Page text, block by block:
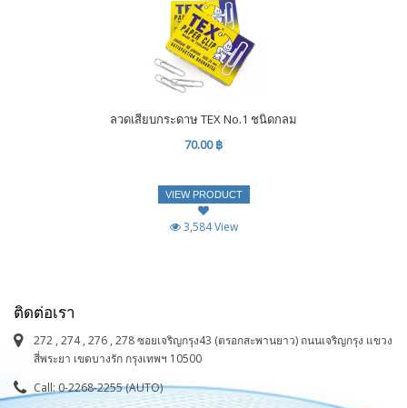
ลวดเสียบกระดาษ TEX No.1 ชนิดกลม
70.00 ฿
VIEW PRODUCT
3,584 View
ติดต่อเรา
272 , 274 , 276 , 278 ซอยเจริญกรุง43 (ตรอกสะพานยาว) ถนนเจริญกรุง แขวง
สี่พระยา เขตบางรัก กรุงเทพฯ 10500
Call: 0-2268-2255 (AUTO)